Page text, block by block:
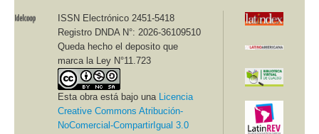
ISSN Electrónico 2451-5418
Registro DNDA N°: 2026-36109510
Queda hecho el deposito que
marca la Ley N°11.723
Esta obra está bajo una Licencia
Creative Commons Atribución-
NoComercial-CompartirIgual 3.0